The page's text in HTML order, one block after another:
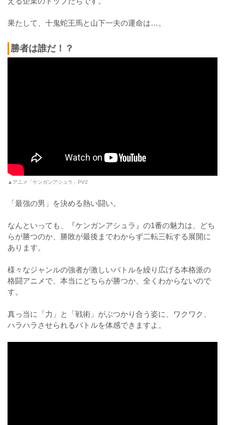
果たして、十鬼蛇王馬と山下一夫の運命は…。
勝者は誰だ！？
▲アニメ「ケンガンアシュラ」PV2
「最強の男」を決める熱い闘い。
なんといっても、『ケンガンアシュラ』の1番の魅力は、どち
らが勝つのか、勝敗が最後までわからず二転三転する展開に
あります。
様々なジャンルの強者が激しいバトルを繰り広げる本格派の
格闘アニメで、本当にどちらが勝つか、全くわからないので
す。
真っ当に「力」と「戦術」がぶつかり合う姿に、ワクワク、
ハラハラさせられるバトルを体感できますよ。